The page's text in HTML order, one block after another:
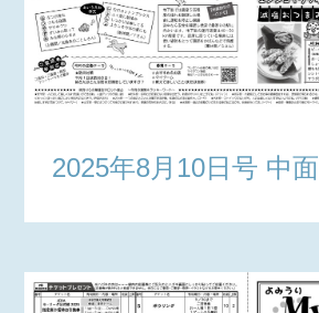
2025年8月10日号 中面